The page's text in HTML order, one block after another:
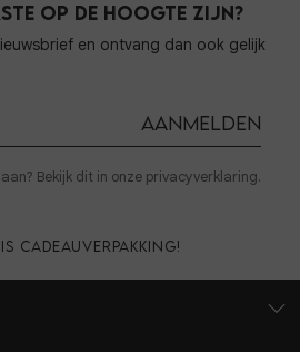
op de hoogte zijn?
en ontvang dan ook gelijk
Aanmelden
Bekijk dit in onze privacyverklaring.
cadeauverpakking!